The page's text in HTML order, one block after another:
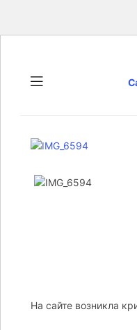
Menu
На сайте возникла